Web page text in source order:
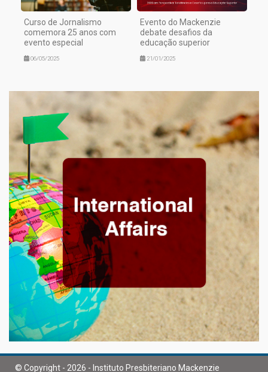
Curso de Jornalismo
comemora 25 anos com
evento especial
06/05/2025
Evento do Mackenzie
debate desafios da
educação superior
21/01/2025
© Copyright - 2026 - Instituto Presbiteriano Mackenzie